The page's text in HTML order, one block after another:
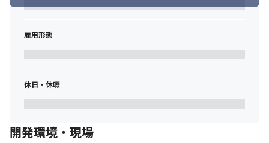
雇用形態
休日・休暇
開発環境・現場